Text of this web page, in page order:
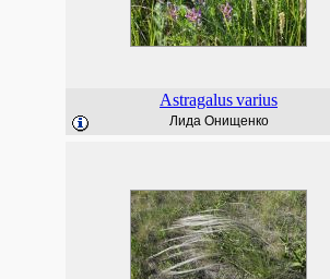
Astragalusvarius
Лида Онищенко